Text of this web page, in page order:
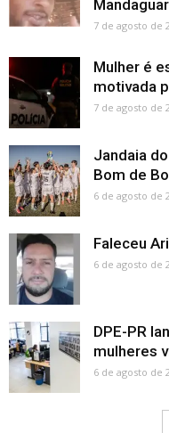
7 de agosto de
Mulher é
motivada
7 de agosto de
Jandaia
Bom de
6 de agosto de
Faleceu
6 de agosto de
DPE-PR
mulheres
6 de agosto de